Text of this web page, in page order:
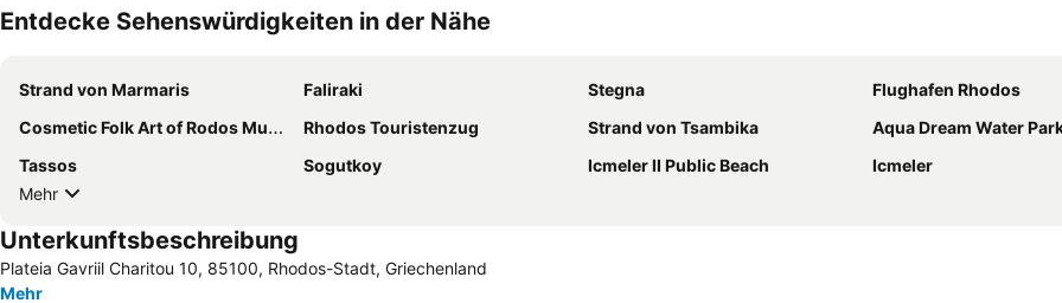
Entdecke Sehenswürdigkeiten in der Nähe
Strand von Marmaris Faliraki Stegna
Flughafen Rhodos
Cosmetic Folk Art of Rodos Museum
Rhodos Touristenzug Strand von Tsambika
Aqua Dream Water
Tassos
Sogutkoy Icmeler II Public Beach
Icmeler
Mehr
Unterkunftsbeschreibung
Plateia Gavriil Charitou 10, 85100, Rhodos-Stadt, Griechenland
Mehr